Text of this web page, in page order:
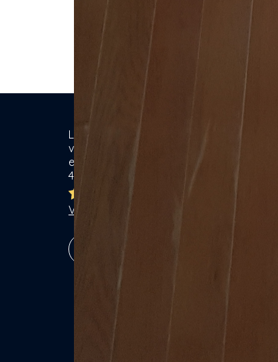
Location de matériel & Services entre
voisins. Voisiner, s'entraider... gagner
ensemble ! Particuliers & Professionnels.
4,8/5
Voir les 7773 avis